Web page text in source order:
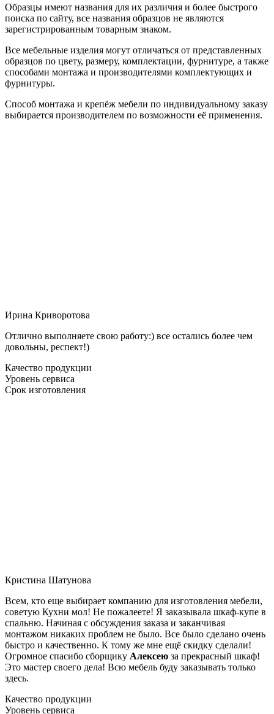
Образцы имеют названия для их различия и более быстрого
поиска по сайту, все названия образцов не являются
зарегистрированным товарным знаком.
Все мебельные изделия могут отличаться от представленных
образцов по цвету, размеру, комплектации, фурнитуре, а также
способами монтажа и производителями комплектующих и
фурнитуры.
Способ монтажа и крепёж мебели по индивидуальному заказу
выбирается производителем по возможности её применения.
Ирина Криворотова
Отлично выполняете свою работу:) все остались более чем
довольны, респект!)
Качество продукции
Уровень сервиса
Срок изготовления
Кристина Шатунова
Всем, кто еще выбирает компанию для изготовления мебели,
советую Кухни мол! Не пожалеете! Я заказывала шкаф-купе в
спальню. Начиная с обсуждения заказа и заканчивая
монтажом никаких проблем не было. Все было сделано очень
быстро и качественно. К тому же мне ещё скидку сделали!
Огромное спасибо сборщику Алексею за прекрасный шкаф!
Это мастер своего дела! Всю мебель буду заказывать только
здесь.
Качество продукции
Уровень сервиса